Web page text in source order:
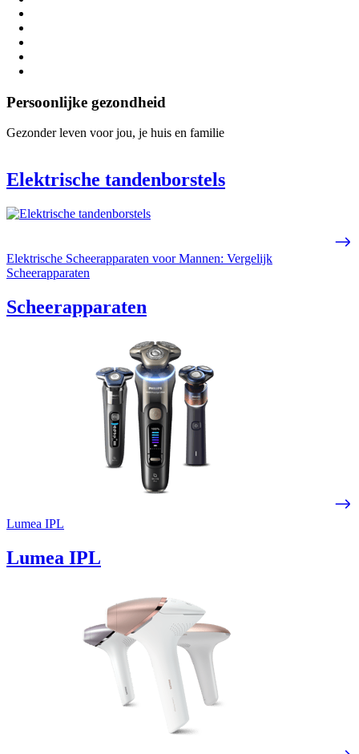
Persoonlijke gezondheid
Gezonder leven voor jou, je huis en familie
Elektrische tandenborstels
Elektrische Scheerapparaten voor Mannen: Vergelijk
Scheerapparaten
Scheerapparaten
Lumea IPL
Lumea IPL